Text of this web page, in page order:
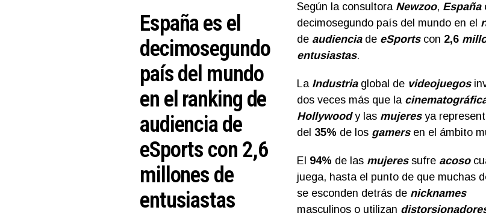
España es el
decimosegundo
país del mundo
en el ranking de
audiencia de
eSports con 2,6
millones de
entusiastas
Según la consultora Newzoo, España
decimosegundo país del mundo en el
de audienciade eSportscon 2,6
entusiastas.
La Industriaglobal de videojuegos
dos veces más que la
Hollywoody las mujeres ya
del 35% de los gamersen el ámbito
El 94% de las mujeressufre acoso
juega, hasta el punto de que muchas
se esconden detrás de nicknames
masculinos o utilizan